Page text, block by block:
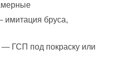
имитация бруса,
— ГСП под покраску или